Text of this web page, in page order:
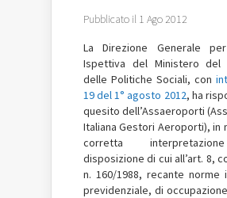
Pubblicato il 1 Ago 2012
La Direzione Generale
Ispettiva del Ministero del
delle Politiche Sociali, con
19 del 1° agosto 2012, ha
quesito dell’Assaeroporti
Italiana Gestori Aeroporti), in
corretta
disposizione di cui all’art. 8,
n. 160/1988, recante norme
previdenziale, di